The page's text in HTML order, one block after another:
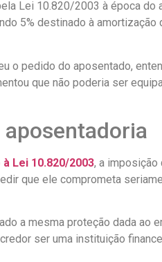
Lei 10.820/2003 à época do
5% destinado à
o pedido do aposentado,
que não poderia ser
Lei 10.820/2003, a
que ele comprometa
a mesma proteção dada ao
ser uma instituição